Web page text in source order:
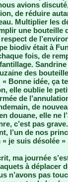
avions
de réduire
Multiplier les
une bouteille
de
biodiv était à
fois, de
des
Bonne idée, ça
elle oublie le
de
de
douane, elle ne
c’est pas
l’un de nos
« je suis désolée
ma journée
à déplacer
n’avons pas